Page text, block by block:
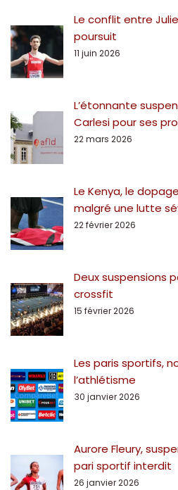
Le conflit entre
poursuit
11 juin 2026
L’étonnante
Carlesi pour ses
22 mars 2026
Le Kenya, le
malgré une lutte
22 février 2026
Deux suspensions
crossfit
15 février 2026
Les paris sportifs,
l’athlétisme
30 janvier 2026
Aurore Fleury,
pari sportif interdit
26 janvier 2026